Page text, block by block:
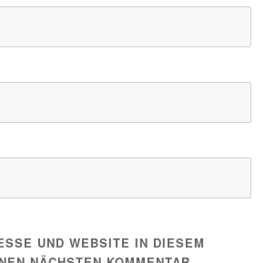
UND WEBSITE IN DIESEM